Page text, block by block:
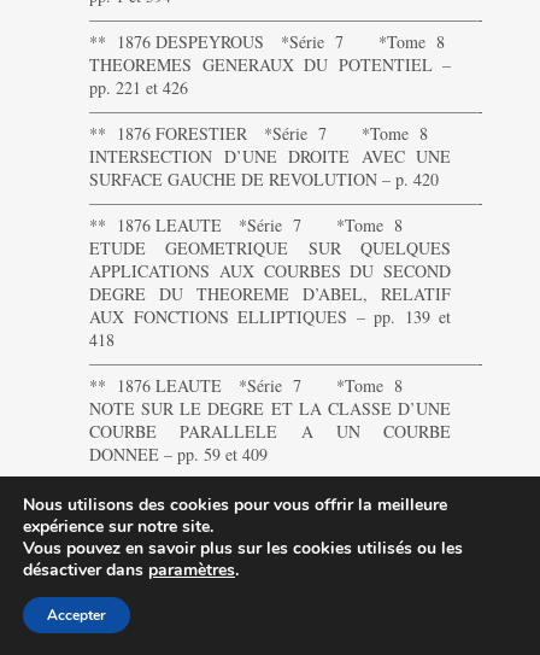
———————————————————————-
** 1876 DESPEYROUS *Série 7 *Tome 8
THEOREMES GENERAUX DU POTENTIEL –
pp. 221 et 426
———————————————————————-
** 1876 FORESTIER *Série 7 *Tome 8
INTERSECTION D’UNE DROITE AVEC UNE
SURFACE GAUCHE DE REVOLUTION – p. 420
———————————————————————-
** 1876 LEAUTE *Série 7 *Tome 8
ETUDE GEOMETRIQUE SUR QUELQUES
APPLICATIONS AUX COURBES DU SECOND
DEGRE DU THEOREME D’ABEL, RELATIF
AUX FONCTIONS ELLIPTIQUES – pp. 139 et
418
———————————————————————-
** 1876 LEAUTE *Série 7 *Tome 8
NOTE SUR LE DEGRE ET LA CLASSE D’UNE
COURBE PARALLELE A UN COURBE
DONNEE – pp. 59 et 409
———————————————————————-
** 1876 LEAUTE *Série 7 *Tome 8
MEMOIRE DE GEOMETRIE ELEMENTAIRE,
par M. Laville – p. 411
———————————————————————-
** 1876 LEAUTE *Série 7 *Tome 8
GEOMETRIE ELEMENTAIRE: circonscrire un
polygone à une circonférence donnée, par M. Laville
Nous utilisons des cookies pour vous offrir la meilleure
expérience sur notre site.
Vous pouvez en savoir plus sur les cookies utilisés ou les
désactiver dans paramètres.
Accepter